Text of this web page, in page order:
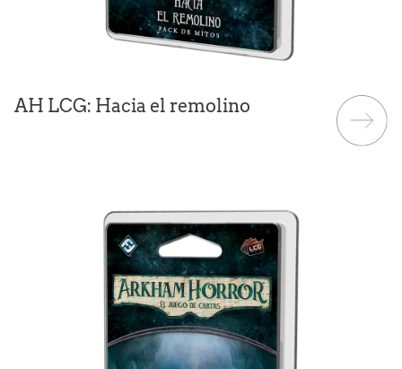
AH LCG: Hacia el remolino